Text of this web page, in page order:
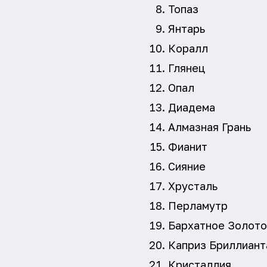
Топаз
Янтарь
Коралл
Глянец
Опал
Диадема
Алмазная Грань
Фианит
Сияние
Хрусталь
Перламутр
Бархатное Золото
Каприз